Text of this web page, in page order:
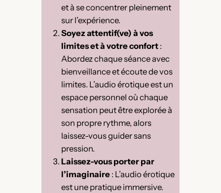
et à se concentrer pleinement
sur l’expérience.
Soyez attentif(ve) à vos
limites et à votre confort:
Abordez chaque séance avec
bienveillance et écoute de vos
limites. L’audio érotique est un
espace personnel où chaque
sensation peut être explorée à
son propre rythme, alors
laissez-vous guider sans
pression.
Laissez-vous porter par
l’imaginaire: L’audio érotique
est une pratique immersive.